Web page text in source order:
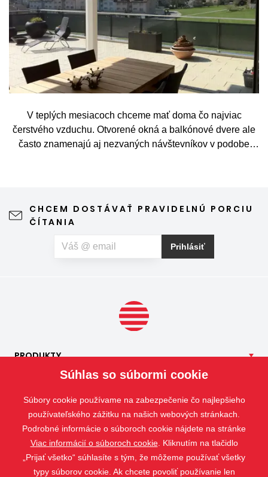
V teplých mesiacoch chceme mať doma čo najviac
čerstvého vzduchu. Otvorené okná a balkónové dvere ale
často znamenajú aj nezvaných návštevníkov v podobe
leto naplno. Kvalitná sieťka na hmyz zároveň nijako neruší
výhľad z okna ani vzhľad domu, vyžaduje len minimálnu
vás okrem hmyzu trápia aj peľové alergie, môžete zvoliť
špeciálnu sieť proti peľu, ktorá pomáha obmedziť
CHCEM DOSTÁVAŤ PRAVIDELNÚ PORCIU
ČÍTANIA
Prihlásiť
PRODUKTY
SLUŽBY
ISOTRA
KONTAKT
Súhlas so súbormi cookie
Súbory cookie používame na zabezpečenie čo najlepšieho
používateľského zážitku na našich webových stránkach.
Podrobné informácie o súboroch cookie nájdete na stránke
Viac informácií o súboroch cookie. Kliknutím na tlačidlo
„Prijať všetko“ súhlasíte s tým, že môžeme používať všetky
typy súborov cookie. Ak chcete povoliť používanie len